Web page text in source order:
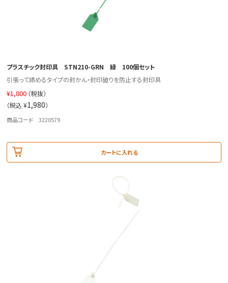
プラスチック封印具 STN210-GRN 緑 100個セット
引張って締めるタイプの封かん・封印破りを防止する封印具
¥1,800 （税抜）
（税込 ¥1,980）
商品コード 3220579
カートに入れる